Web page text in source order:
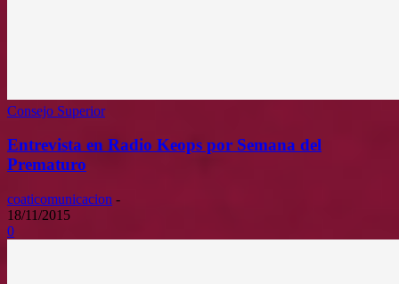
Consejo Superior
Entrevista en Radio Keops por Semana del
Prematuro
coaticomunicacion -
18/11/2015
0